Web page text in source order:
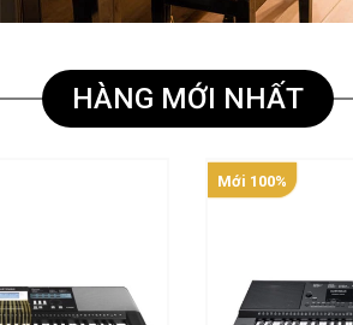
HÀNG MỚI NHẤT
Mới 100%